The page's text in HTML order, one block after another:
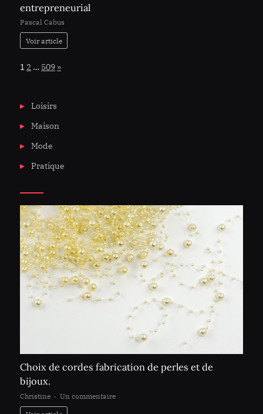
entrepreneurial
Pascal Cabus
Voir article
Page:
1 2 … 509 Next
»
Loisirs
Maison
Mode
Pratique
Choix de cordes fabrication de perles et de
bijoux.
Christine Un commentairesur